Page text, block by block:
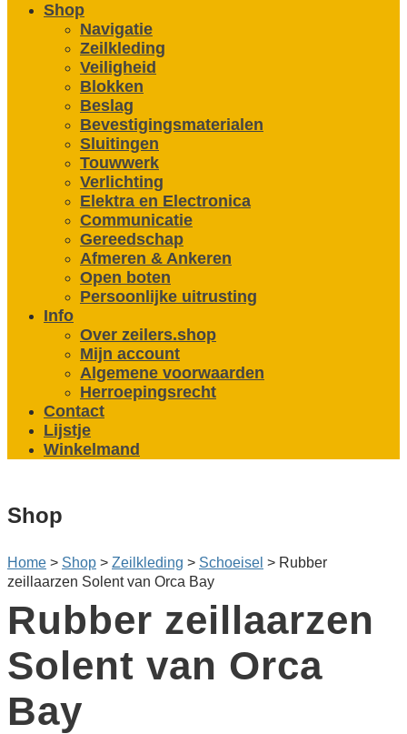
Shop
Navigatie
Zeilkleding
Veiligheid
Blokken
Beslag
Bevestigings­­materialen
Sluitingen
Touwwerk
Verlichting
Elektra en Electronica
Communicatie
Gereedschap
Afmeren & Ankeren
Open boten
Persoonlijke uitrusting
Info
Over zeilers.shop
Mijn account
Algemene voorwaarden
Herroepingsrecht
Contact
Lijstje
Winkelmand
Shop
Home > Shop > Zeilkleding > Schoeisel > Rubber
zeillaarzen Solent van Orca Bay
Rubber zeillaarzen
Solent van Orca
Bay